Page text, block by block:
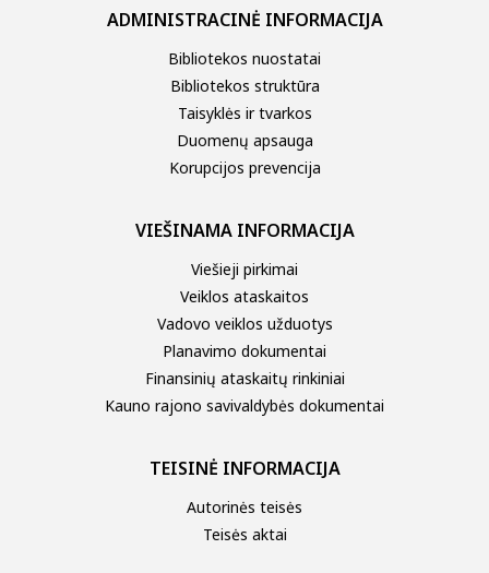
ADMINISTRACINĖ INFORMACIJA
Bibliotekos nuostatai
Bibliotekos struktūra
Taisyklės ir tvarkos
Duomenų apsauga
Korupcijos prevencija
VIEŠINAMA INFORMACIJA
Viešieji pirkimai
Veiklos ataskaitos
Vadovo veiklos užduotys
Planavimo dokumentai
Finansinių ataskaitų rinkiniai
Kauno rajono savivaldybės dokumentai
TEISINĖ INFORMACIJA
Autorinės teisės
Teisės aktai